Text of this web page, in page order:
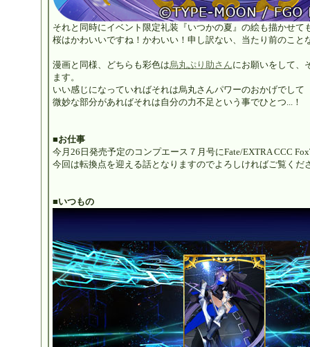
それと同時にイベント限定礼装『いつかの夏』の絵も描かせて
桜はかわいいですね！かわいい！申し訳ない、当たり前のこと
漫画と同様、どちらも彩色は烏丸ぷり助さんにお願いをして、
ます。
いい感じになっていればそれは烏丸さんパワーのおかげでして
微妙な部分があればそれは自分の力不足という事でひとつ...！
■お仕事
今月26日発売予定のコンプエース７月号にFate/EXTRA CCC
今回は転換点を迎える話となりますのでよろしければご覧くだ
■いつもの